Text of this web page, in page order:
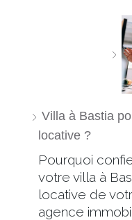
Villa à Bastia
locative ?
Pourquoi
votre villa à
locative de
agence